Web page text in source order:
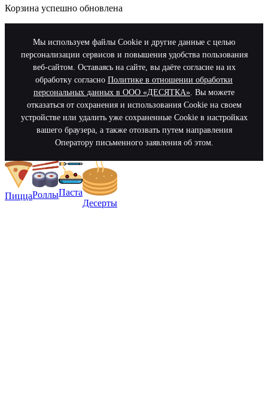
Корзина успешно обновлена
Мы используем файлы Cookie и другие данные с целью
персонализации сервисов и повышения удобства пользования
веб-сайтом. Оставаясь на сайте, вы даёте согласие на их
обработку согласно Политике в отношении обработки
персональных данных в ООО «ДЕСЯТКА». Вы можете
отказаться от сохранения и использования Cookie на своем
устройстве или удалить уже сохраненные Cookie в настройках
вашего браузера, а также отозвать путем направления
Оператору письменного заявления об этом.
ПиццаРоллыПаста
Десерты